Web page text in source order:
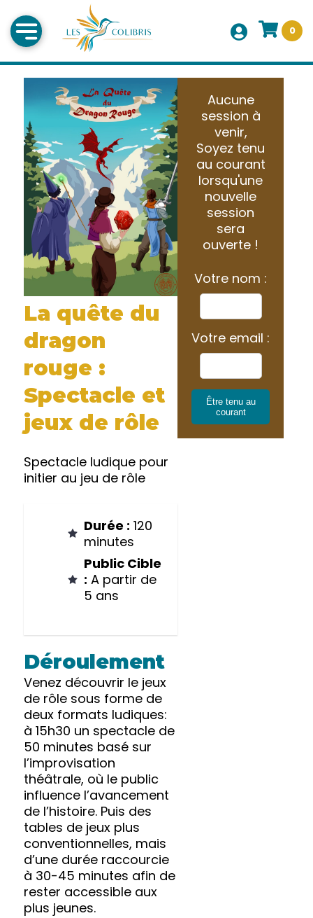
0
La quête du
dragon
rouge :
Spectacle et
jeux de rôle
Spectacle ludique pour
initier au jeu de rôle
Durée : 120
minutes
Public Cible
: A partir de
5 ans
Déroulement
Venez découvrir le jeux
de rôle sous forme de
deux formats ludiques:
à 15h30 un spectacle de
50 minutes basé sur
l’improvisation
théâtrale, où le public
influence l’avancement
de l’histoire. Puis des
tables de jeux plus
conventionnelles, mais
d’une durée raccourcie
à 30-45 minutes afin de
rester accessible aux
plus jeunes.
Aucune
session à
venir,
Soyez tenu
au courant
lorsqu'une
nouvelle
session
sera
ouverte !
Votre nom :
Votre email :
Être tenu au
courant